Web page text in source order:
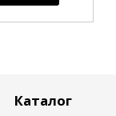
Каталог